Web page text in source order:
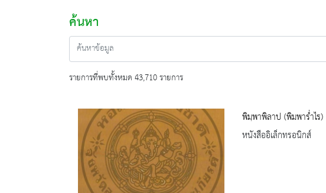
ค้นหา
รายการที่พบทั้งหมด 43,710 รายการ
พิมฺพาพิลาป (พิมพาร่ำไร
หนังสืออิเล็กทรอนิกส์